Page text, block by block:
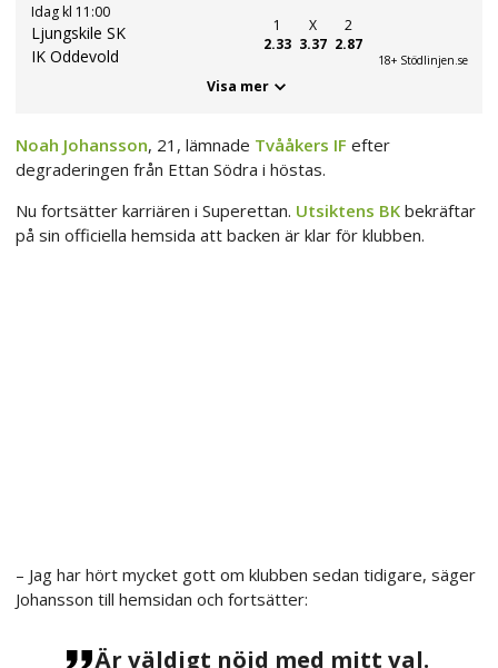
Idag kl 11:00
Ljungskile SK
IK Oddevold
1
2.33
X
3.37
2
2.87
18+ Stödlinjen.se
Visa mer
Noah Johansson, 21, lämnade Tvååkers IF efter
degraderingen från Ettan Södra i höstas.
Nu fortsätter karriären i Superettan. Utsiktens BK bekräftar
på sin officiella hemsida att backen är klar för klubben.
– Jag har hört mycket gott om klubben sedan tidigare, säger
Johansson till hemsidan och fortsätter:
Är väldigt nöjd med mitt val.